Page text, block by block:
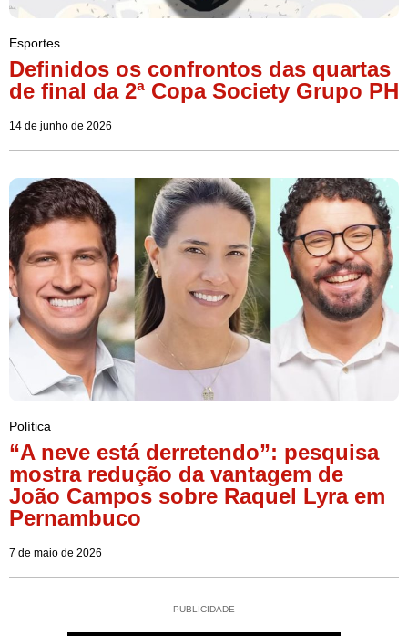
Esportes
Definidos os confrontos das quartas
de final da 2ª Copa Society Grupo PH
14 de junho de 2026
Política
“A neve está derretendo”: pesquisa
mostra redução da vantagem de
João Campos sobre Raquel Lyra em
Pernambuco
7 de maio de 2026
PUBLICIDADE